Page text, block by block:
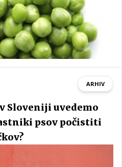
ARHIV
Sloveniji uvedemo
psov počistiti